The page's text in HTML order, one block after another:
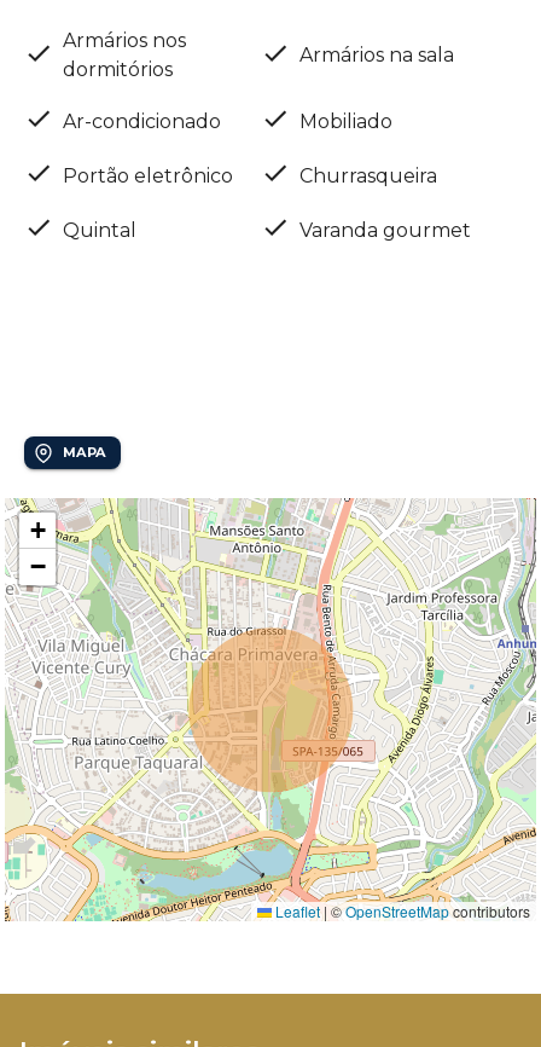
Armários nos
dormitórios
Armários na sala
Ar-condicionado Mobiliado
Portão eletrônico Churrasqueira
Quintal Varanda gourmet
MAPA
+
−
Leaflet | ©OpenStreetMapcontributors